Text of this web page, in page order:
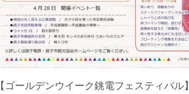
【ゴールデンウイーク銚電フェスティバル】